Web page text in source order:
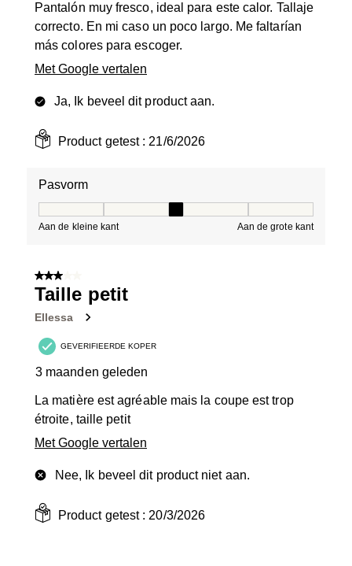
Pantalón muy fresco, ideal para este calor. Tallaje
correcto. En mi caso un poco largo. Me faltarían
más colores para escoger.
Met Google vertalen
Ja, Ik beveel dit product aan.
Product getest :21/6/2026
Pasvorm
Aan de kleine kant Aan de grote kant
3 van 5 sterren.
Taille petit
Ellessa
GEVERIFIEERDE KOPER
3 maanden geleden
La matière est agréable mais la coupe est trop
étroite, taille petit
Met Google vertalen
Nee, Ik beveel dit product niet aan.
Product getest :20/3/2026